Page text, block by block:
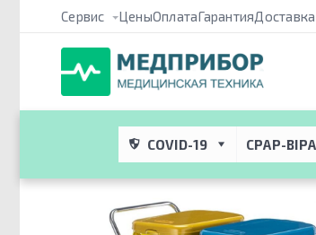
Сервис ЦеныОплатаГарантияДоставка
COVID-19 CPAP-
медицинская бельевая